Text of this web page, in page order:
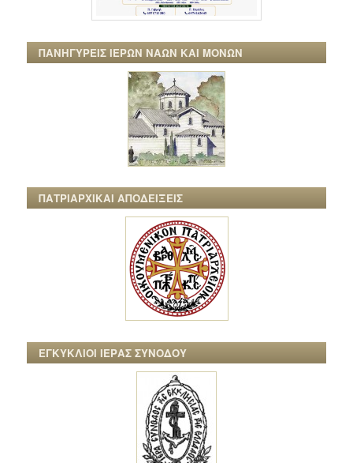
ΠΑΝΗΓΥΡΕΙΣ ΙΕΡΩΝ ΝΑΩΝ ΚΑΙ ΜΟΝΩΝ
ΠΑΤΡΙΑΡΧΙΚΑΙ ΑΠΟΔΕΙΞΕΙΣ
ΕΓΚΥΚΛΙΟΙ ΙΕΡΑΣ ΣΥΝΟΔΟΥ